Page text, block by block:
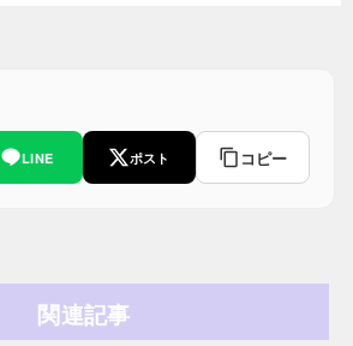
LINE ポスト コピー
関連記事